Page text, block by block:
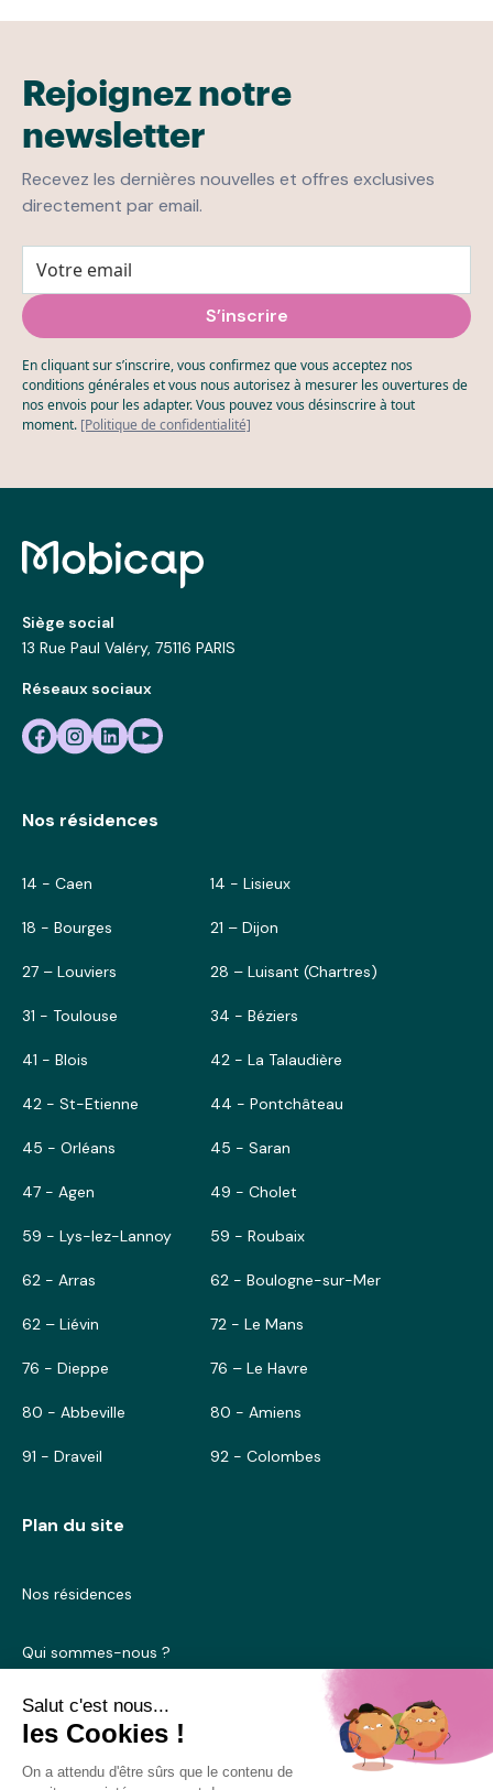
Rejoignez notre
newsletter
Recevez les dernières nouvelles et offres exclusives
directement par email.
En cliquant sur s’inscrire, vous confirmez que vous acceptez nos
conditions générales et vous nous autorisez à mesurer les ouvertures de
nos envois pour les adapter. Vous pouvez vous désinscrire à tout
moment. [Politique de confidentialité]
Siège social
13 Rue Paul Valéry, 75116 PARIS
Réseaux sociaux
Nos résidences
14 - Caen 14 - Lisieux
18 - Bourges 21 – Dijon
27 – Louviers 28 – Luisant (Chartres)
31 - Toulouse 34 - Béziers
41 - Blois 42 - La Talaudière
42 - St-Etienne 44 - Pontchâteau
45 - Orléans 45 - Saran
47 - Agen 49 - Cholet
59 - Lys-lez-Lannoy 59 - Roubaix
62 - Arras 62 - Boulogne-sur-Mer
62 – Liévin 72 - Le Mans
76 - Dieppe 76 – Le Havre
80 - Abbeville 80 - Amiens
91 - Draveil 92 - Colombes
Plan du site
Nos résidences
Qui sommes-nous ?
Blog
Nous contacter